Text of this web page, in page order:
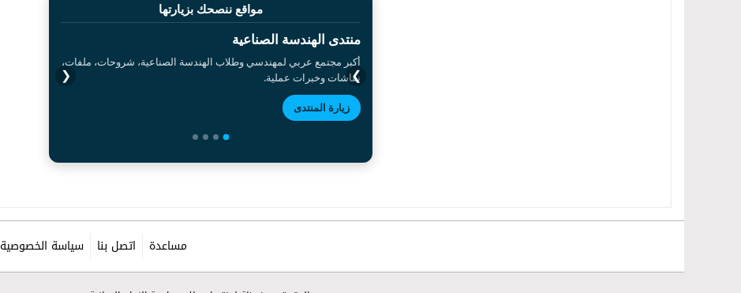
مواقع ننصحك بزيارتها
منتدى الهندسة الصناعية
أكبر مجتمع عربي لمهندسي وطلاب الهندسة الصناعية، شروحات، ملفات،
نقاشات وخبرات عملية.
زيارة المنتدى
❮ ❯
مساعدة اتصل بنا سياسة الخصوصية